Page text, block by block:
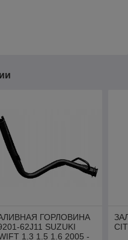
ГОРЛОВИНА
62J11 SUZUKI
1.3 1.5 1.6 2005 -